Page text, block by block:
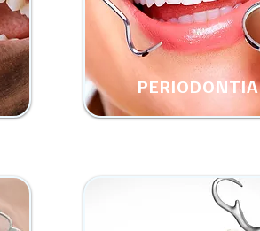
PERIODONTIA